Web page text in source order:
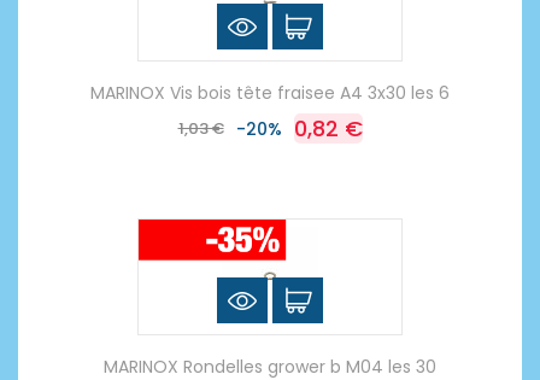
MARINOX Vis bois tête fraisee A4 3x30 les 6
1,03 € -20% 0,82 €
MARINOX Rondelles grower b M04 les 30